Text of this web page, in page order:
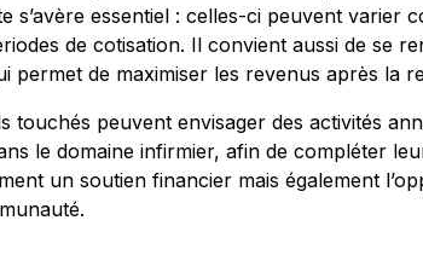
s’avère essentiel : celles-ci peuvent varier
de cotisation. Il convient aussi de se
permet de maximiser les revenus après la
touchés peuvent envisager des activités
le domaine infirmier, afin de compléter
un soutien financier mais également